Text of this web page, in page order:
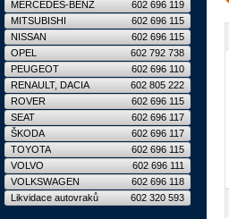
MERCEDES-BENZ
602 696 119
MITSUBISHI
602 696 115
NISSAN
602 696 115
OPEL
602 792 738
PEUGEOT
602 696 110
RENAULT, DACIA
602 805 222
ROVER
602 696 115
SEAT
602 696 117
ŠKODA
602 696 117
TOYOTA
602 696 115
VOLVO
602 696 111
VOLKSWAGEN
602 696 118
Likvidace autovraků
602 320 593